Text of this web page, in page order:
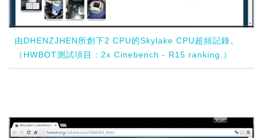
由DHENZJHEN所創下2 CPU的Skylake CPU超頻記錄。
（HWBOT測試項目：2x Cinebench - R15 ranking.）